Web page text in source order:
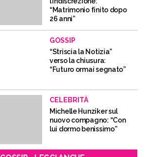
“Matrimonio finito dopo
26 anni”
GOSSIP
“Striscia la Notizia”
verso la chiusura:
“Futuro ormai segnato”
CELEBRITÀ
Michelle Hunziker sul
nuovo compagno: “Con
lui dormo benissimo”